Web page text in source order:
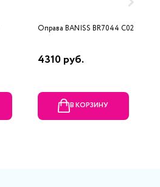
Оправа BANISS BR7044 C02
4310 руб.
В КОРЗИНУ